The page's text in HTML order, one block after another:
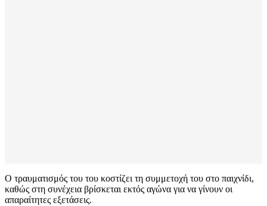
Ο τραυματισμός του του κοστίζει τη συμμετοχή του στο παιχνίδι,
καθώς στη συνέχεια βρίσκεται εκτός αγώνα για να γίνουν οι
απαραίτητες εξετάσεις.